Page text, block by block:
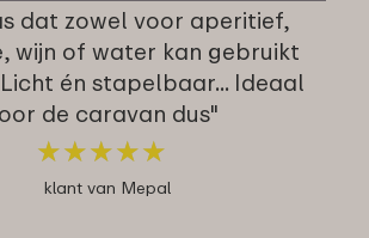
dat zowel voor aperitief,
wijn of water kan gebruikt
én stapelbaar... Ideaal
de caravan dus"
★★★★★
★★★★★
klant van Mepal